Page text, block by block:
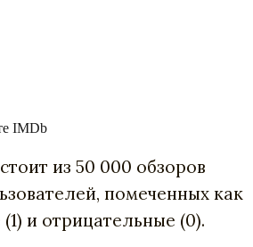
IMDb
из 50 000 обзоров
помеченных как
и отрицательные (0).